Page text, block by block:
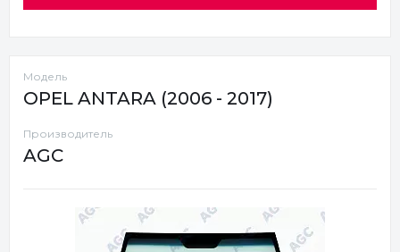
Модель
OPEL ANTARA (2006 - 2017)
Производитель
AGC